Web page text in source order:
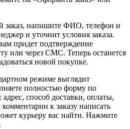
заказ, напишите ФИО, телефон и
и уточнит условия заказа.
придет подтверждение
или через СМС. Теперь останется
новой покупке.
режиме выглядит
полностью форму по
способ доставки, оплаты,
к заказу написать
курьеру вас найти. Нажмите